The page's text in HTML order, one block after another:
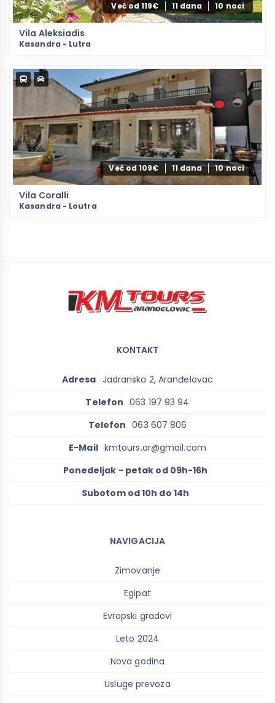
Već od 119€ 11 dana 10 noci
Vila Aleksiadis
Kasandra - Lutra
Već od 109€ 11 dana 10 noci
Vila Coralli
Kasandra - Loutra
KONTAKT
Adresa Jadranska 2, Aranđelovac
Telefon 063 197 93 94
Telefon 063 607 806
E-Mail kmtours.ar@gmail.com
Ponedeljak - petak od 09h-16h
Subotom od 10h do 14h
NAVIGACIJA
Zimovanje
Egipat
Evropski gradovi
Leto 2024
Nova godina
Usluge prevoza